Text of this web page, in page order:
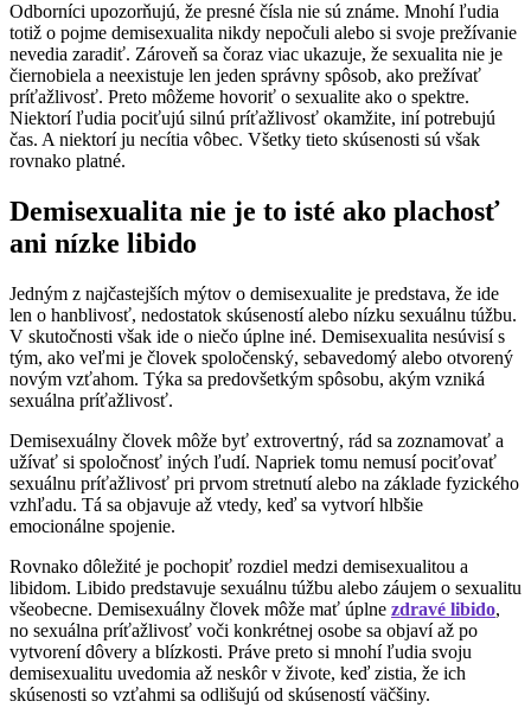
Odborníci upozorňujú, že presné čísla nie sú známe. Mnohí ľudia
totiž o pojme demisexualita nikdy nepočuli alebo si svoje prežívanie
nevedia zaradiť. Zároveň sa čoraz viac ukazuje, že sexualita nie je
čiernobiela a neexistuje len jeden správny spôsob, ako prežívať
príťažlivosť. Preto môžeme hovoriť o sexualite ako o spektre.
Niektorí ľudia pociťujú silnú príťažlivosť okamžite, iní potrebujú
čas. A niektorí ju necítia vôbec. Všetky tieto skúsenosti sú však
rovnako platné.
Demisexualita nie je to isté ako plachosť
ani nízke libido
Jedným z najčastejších mýtov o demisexualite je predstava, že ide
len o hanblivosť, nedostatok skúseností alebo nízku sexuálnu túžbu.
V skutočnosti však ide o niečo úplne iné. Demisexualita nesúvisí s
tým, ako veľmi je človek spoločenský, sebavedomý alebo otvorený
novým vzťahom. Týka sa predovšetkým spôsobu, akým vzniká
sexuálna príťažlivosť.
Demisexuálny človek môže byť extrovertný, rád sa zoznamovať a
užívať si spoločnosť iných ľudí. Napriek tomu nemusí pociťovať
sexuálnu príťažlivosť pri prvom stretnutí alebo na základe fyzického
vzhľadu. Tá sa objavuje až vtedy, keď sa vytvorí hlbšie
emocionálne spojenie.
Rovnako dôležité je pochopiť rozdiel medzi demisexualitou a
libidom. Libido predstavuje sexuálnu túžbu alebo záujem o sexualitu
všeobecne. Demisexuálny človek môže mať úplne zdravé libido,
no sexuálna príťažlivosť voči konkrétnej osobe sa objaví až po
vytvorení dôvery a blízkosti. Práve preto si mnohí ľudia svoju
demisexualitu uvedomia až neskôr v živote, keď zistia, že ich
skúsenosti so vzťahmi sa odlišujú od skúseností väčšiny.